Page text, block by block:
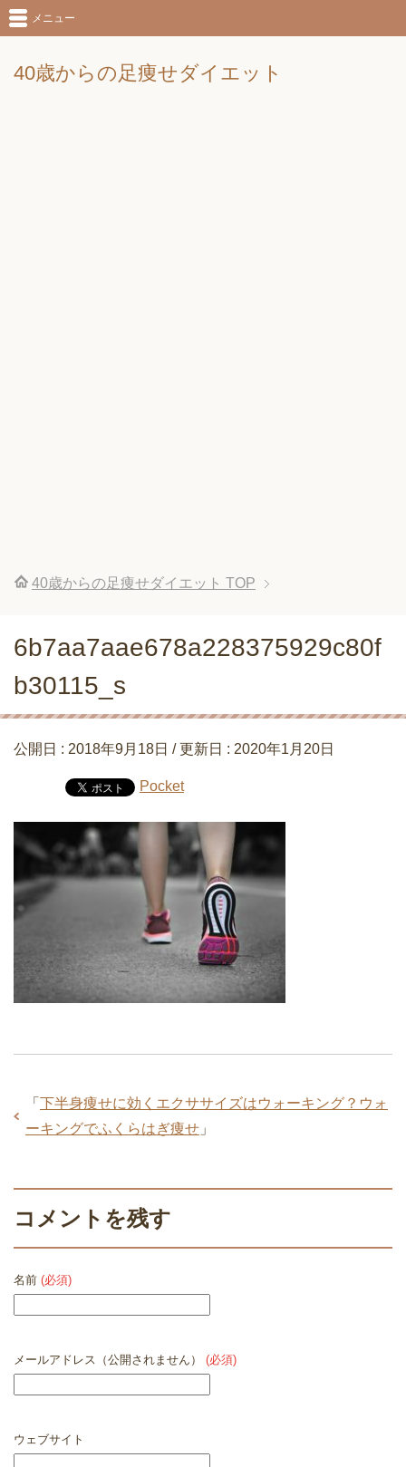
40歳からの足痩せダイエット
メニュー
40歳からの足痩せダイエット TOP
6b7aa7aae678a228375929c80f
b30115_s
公開日 : 2018年9月18日 / 更新日 : 2020年1月20日
Pocket
「 下半身痩せに効くエクササイズはウォーキング？ウォ
ーキングでふくらはぎ痩せ 」
コメントを残す
名前 (必須)
メールアドレス（公開されません） (必須)
ウェブサイト